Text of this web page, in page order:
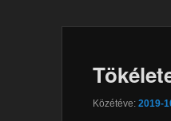
Közétéve: 2019-